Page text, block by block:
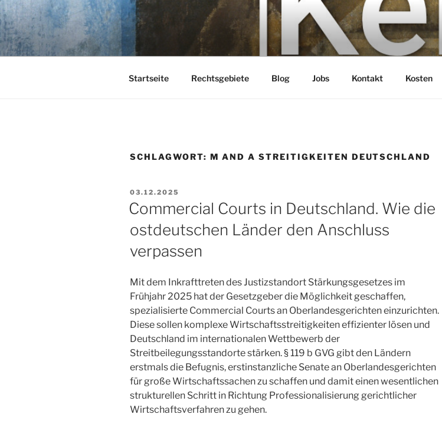
Zum
Inhalt
springen
KEHL
Rechtsanwaltsgesellschaft mbH
Startseite Rechtsgebiete Blog Jobs Kontakt Kosten
SCHLAGWORT: M AND A STREITIGKEITEN DEUTSCHLAND
VERÖFFENTLICHT
AM
03.12.2025
Commercial Courts in Deutschland. Wie die
ostdeutschen Länder den Anschluss
verpassen
Mit dem Inkrafttreten des Justizstandort Stärkungsgesetzes im
Frühjahr 2025 hat der Gesetzgeber die Möglichkeit geschaffen,
spezialisierte Commercial Courts an Oberlandesgerichten einzurichten.
Diese sollen komplexe Wirtschaftsstreitigkeiten effizienter lösen und
Deutschland im internationalen Wettbewerb der
Streitbeilegungsstandorte stärken. § 119 b GVG gibt den Ländern
erstmals die Befugnis, erstinstanzliche Senate an Oberlandesgerichten
für große Wirtschaftssachen zu schaffen und damit einen wesentlichen
strukturellen Schritt in Richtung Professionalisierung gerichtlicher
Wirtschaftsverfahren zu gehen.